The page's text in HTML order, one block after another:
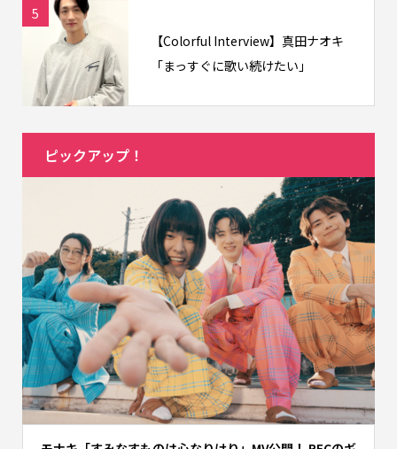
5
【Colorful Interview】真田ナオキ
「まっすぐに歌い続けたい」
ピックアップ！